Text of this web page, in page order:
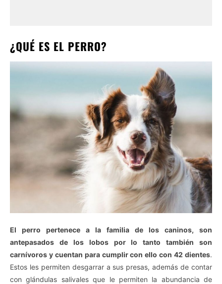
¿QUÉ ES EL PERRO?
El perro pertenece a la familia de los caninos, son
antepasados de los lobos por lo tanto también son
carnívoros y cuentan para cumplir con ello con 42 dientes.
Estos les permiten desgarrar a sus presas, además de contar
con glándulas salivales que le permiten la abundancia de